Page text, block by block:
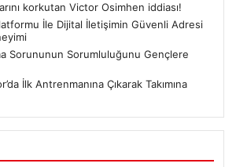
korkutan Victor Osimhen iddiası!
İle Dijital İletişimin Güvenli Adresi
Sorununun Sorumluluğunu Gençlere
İlk Antrenmanına Çıkarak Takımına